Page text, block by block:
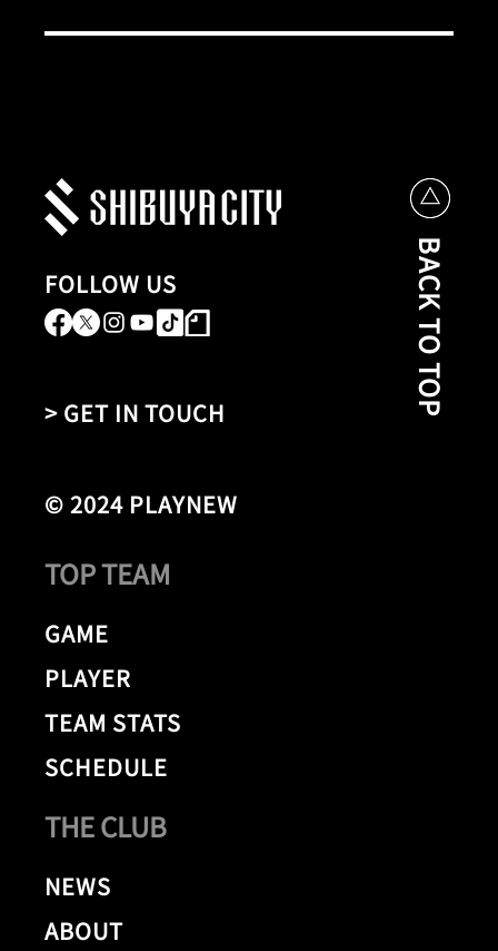
FOLLOW US
> GET IN TOUCH
© 2024 PLAYNEW
THE CLUB
NEWS
ABOUT
TOP TEAM
GAME
PLAYER
TEAM STATS
SCHEDULE
BACK TO TOP